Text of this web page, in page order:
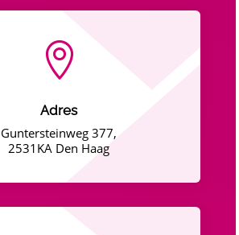

Adres
Guntersteinweg 377,
2531KA Den Haag